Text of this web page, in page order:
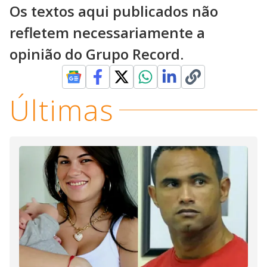
Os textos aqui publicados não
refletem necessariamente a
opinião do Grupo Record.
Últimas